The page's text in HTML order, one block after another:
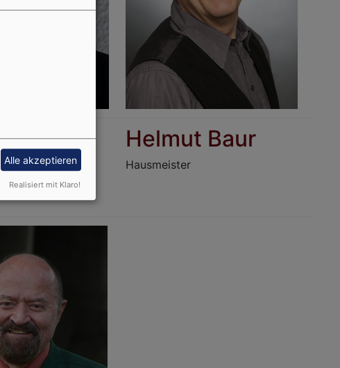
Helmut Baur
Hausmeister
Alle akzeptieren
Realisiert mit Klaro!